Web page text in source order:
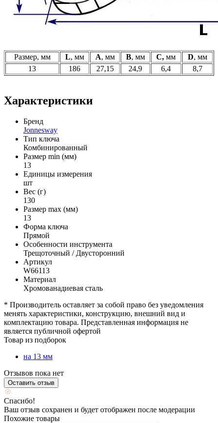
Размер, мм L, мм А, мм B, мм C, мм D, мм
13
186 27,15 24,9 6,4 8,7
Характеристики
Бренд
Jonnesway
Тип ключа
Комбинированный
Размер min (мм)
13
Единицы измерения
шт
Вес (г)
130
Размер max (мм)
13
Форма ключа
Прямой
Особенности инструмента
Трещоточный / Двусторонний
Артикул
W66113
Материал
Хромованадиевая сталь
* Производитель оставляет за собой право без уведомления
менять характеристики, конструкцию, внешний вид и
комплектацию товара. Представленная информация не
является публичной офертой
Товар из подборок
на 13 мм
Отзывов пока нет
Оставить отзыв
Спасибо!
Ваш отзыв сохранен и будет отображен после модерации
Похожие товары